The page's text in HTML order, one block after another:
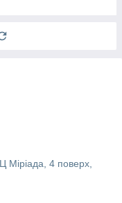
Міріада, 4 поверх,